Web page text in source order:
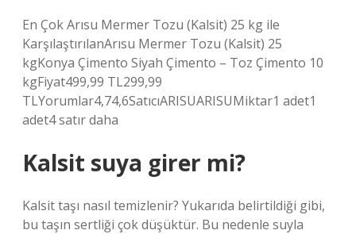
En Çok Arısu Mermer Tozu (Kalsit) 25 kg ile
KarşılaştırılanArısu Mermer Tozu (Kalsit) 25
kgKonya Çimento Siyah Çimento – Toz Çimento 10
kgFiyat499,99 TL299,99
TLYorumlar4,74,6SatıcıARISUARISUMiktar1 adet1
adet4 satır daha
Kalsit suya girer mi?
Kalsit taşı nasıl temizlenir? Yukarıda belirtildiği gibi,
bu taşın sertliği çok düşüktür. Bu nedenle suyla